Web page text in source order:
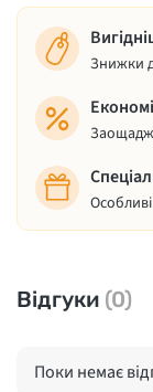
Знижки
Відгуки (0)
Поки немає